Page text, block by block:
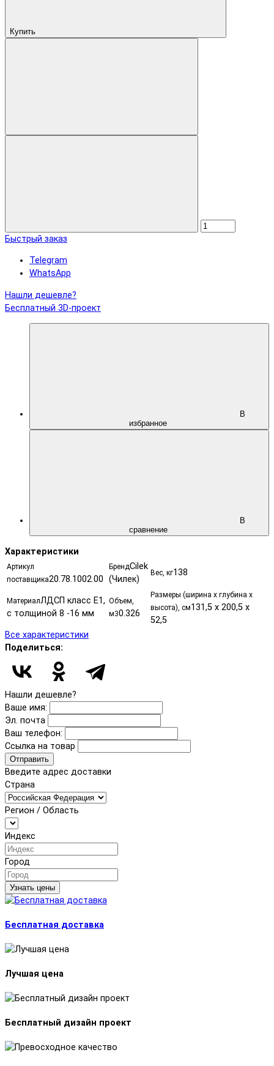
Купить
Быстрый заказ
Telegram
WhatsApp
Нашли дешевле?
Бесплатный 3D-проект
В
избранное
В
сравнение
Характеристики
Артикул
поставщика20.78.1002.00
БрендCilek
(Чилек)
Вес, кг138
МатериалЛДСП класс Е1,
с толщиной 8 -16 мм
Объем,
м30.326
Размеры (ширина х глубина х
высота), см131,5 x 200,5 x
52,5
Все характеристики
Поделиться:
Нашли дешевле?
Ваше имя:
Эл. почта
Ваш телефон:
Ссылка на товар
Отправить
Введите адрес доставки
Страна
Регион / Область
Индекс
Город
Узнать цены
Бесплатная доставка
Лучшая цена
Бесплатный дизайн проект